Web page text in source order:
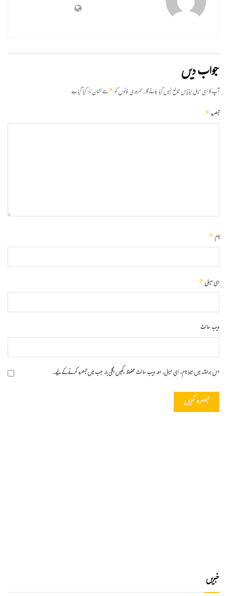
جواب دیں
آپ کا ای میل ایڈریس شائع نہیں کیا جائے گا۔ضروری خانوں کو*سے نشان زد کیا گیا ہے
تبصرہ*
نام*
ای میل*
ویب‌ سائٹ
اس براؤزر میں میرا نام، ای میل، اور ویب سائٹ محفوظ رکھیں اگلی بار جب میں تبصرہ کرنے کےلیے۔
خبریں